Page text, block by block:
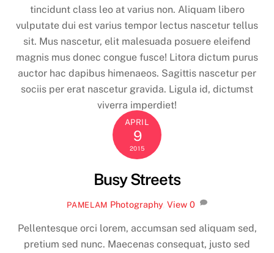
tincidunt class leo at varius non. Aliquam libero
vulputate dui est varius tempor lectus nascetur tellus
sit. Mus nascetur, elit malesuada posuere eleifend
magnis mus donec congue fusce! Litora dictum purus
auctor hac dapibus himenaeos. Sagittis nascetur per
sociis per erat nascetur gravida. Ligula id, dictumst
viverra imperdiet!
APRIL
9
2015
Busy Streets
PAMELAM Photography,View 0
Pellentesque orci lorem, accumsan sed aliquam sed,
pretium sed nunc. Maecenas consequat, justo sed